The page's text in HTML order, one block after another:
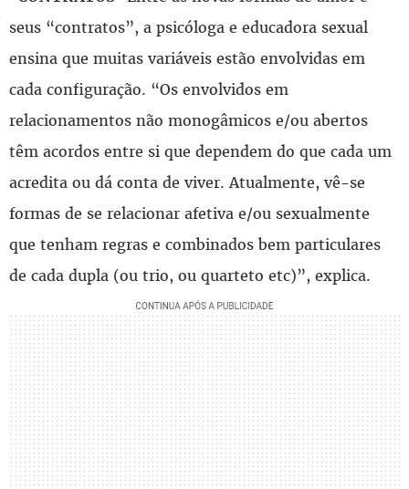
seus “contratos”, a psicóloga e educadora sexual
ensina que muitas variáveis estão envolvidas em
cada configuração. “Os envolvidos em
relacionamentos não monogâmicos e/ou abertos
têm acordos entre si que dependem do que cada um
acredita ou dá conta de viver. Atualmente, vê-se
formas de se relacionar afetiva e/ou sexualmente
que tenham regras e combinados bem particulares
de cada dupla (ou trio, ou quarteto etc)”, explica.